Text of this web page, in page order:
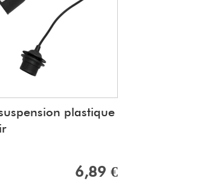
plastique
6,89 €